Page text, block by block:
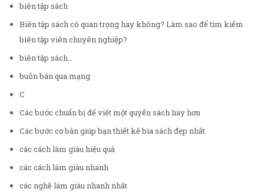
biên tập sách
Biên tập sách có quan trọng hay không? Làm sao để tìm kiếm
biên tập viên chuyên nghiệp?
biên tập sách…
buôn bán qua mạng
C
Các bước chuẩn bị để viết một quyển sách hay hơn
Các bước cơ bản giúp bạn thiết kế bìa sách đẹp nhất
các cách làm giàu hiệu quả
các cách làm giàu nhanh
các nghề làm giàu nhanh nhất